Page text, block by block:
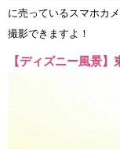
に売っているスマホカ
撮影できますよ！
【ディズニー風景